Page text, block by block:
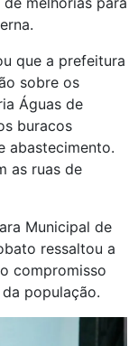
que a prefeitura
sobre os
Águas de
buracos
abastecimento.
as ruas de
Municipal de
ressaltou a
compromisso
população.